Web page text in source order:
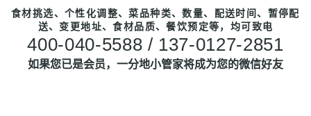
食材挑选、个性化调整、菜品种类、数量、配送时间、暂停配
送、变更地址、食材品质、餐饮预定等，均可致电
400-040-5588 / 137-0127-2851
如果您已是会员，一分地小管家将成为您的微信好友